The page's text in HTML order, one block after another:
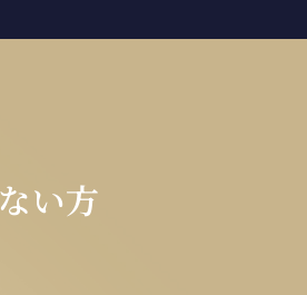
い方